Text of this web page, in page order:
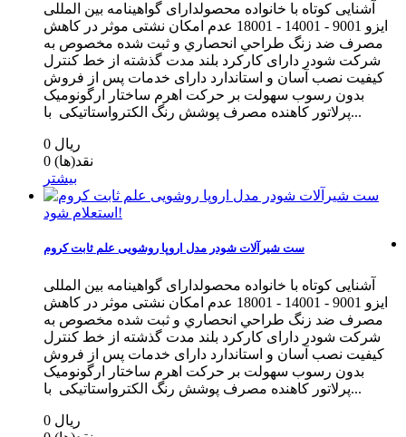
آشنایی کوتاه با خانواده محصولدارای گواهینامه بین المللی
ایزو 9001 - 14001 - 18001 عدم امکان نشتی موثر در کاهش
مصرف ضد زنگ طراحي انحصاري و ثبت شده مخصوص به
شرکت شودر دارای کارکرد بلند مدت گذشته از خط كنترل
كيفيت نصب آسان و استاندارد دارای خدمات پس از فروش
بدون رسوب سهولت بر حرکت اهرم ساختار ارگونومیک
پرلاتور کاهنده مصرف پوشش رنگ الکترواستاتیکی با...
0 ریال
0 نقد(ها)
بیشتر
استعلام شود!
ست شیرآلات شودر مدل اروپا روشویی علم ثابت کروم
آشنایی کوتاه با خانواده محصولدارای گواهینامه بین المللی
ایزو 9001 - 14001 - 18001 عدم امکان نشتی موثر در کاهش
مصرف ضد زنگ طراحي انحصاري و ثبت شده مخصوص به
شرکت شودر دارای کارکرد بلند مدت گذشته از خط كنترل
كيفيت نصب آسان و استاندارد دارای خدمات پس از فروش
بدون رسوب سهولت بر حرکت اهرم ساختار ارگونومیک
پرلاتور کاهنده مصرف پوشش رنگ الکترواستاتیکی با...
0 ریال